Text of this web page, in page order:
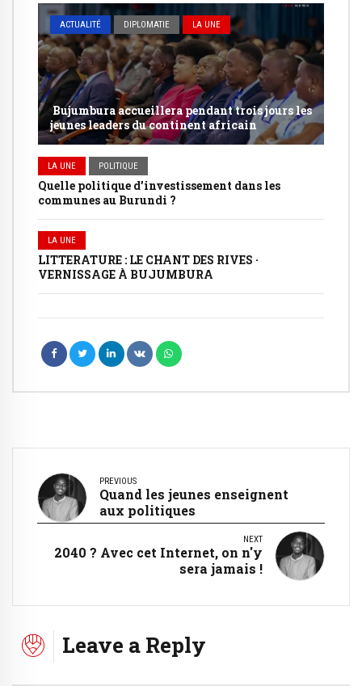
ACTUALITÉ DIPLOMATIE LA UNE
Bujumbura accueillera pendant trois jours les
jeunes leaders du continent africain
LA UNE POLITIQUE
Quelle politique d’investissement dans les
communes au Burundi ?
LA UNE
LITTERATURE : LE CHANT DES RIVES ·
VERNISSAGE À BUJUMBURA
PREVIOUS
Quand les jeunes enseignent
aux politiques
NEXT
2040 ? Avec cet Internet, on n'y
sera jamais !
Leave a Reply